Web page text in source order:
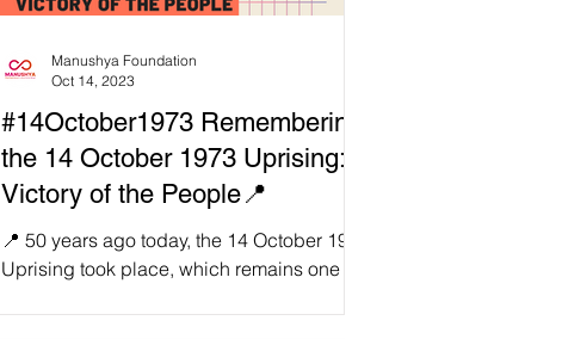
#14October1973 Remembering
the 14 October 1973 Uprising:
Victory of the People📍
📍 50 years ago today, the 14 October 1973
Uprising took place, which remains one of
Manushya Foundation
Oct 14, 2023